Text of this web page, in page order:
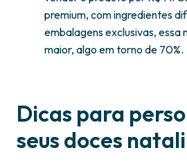
premium, com ingredientes
embalagens exclusivas, essa
maior, algo em torno de 70%.
Dicas para
seus doces